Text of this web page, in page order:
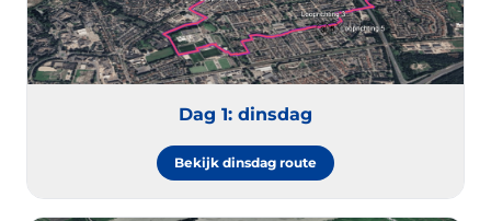
Dag 1: dinsdag
Bekijk dinsdag route